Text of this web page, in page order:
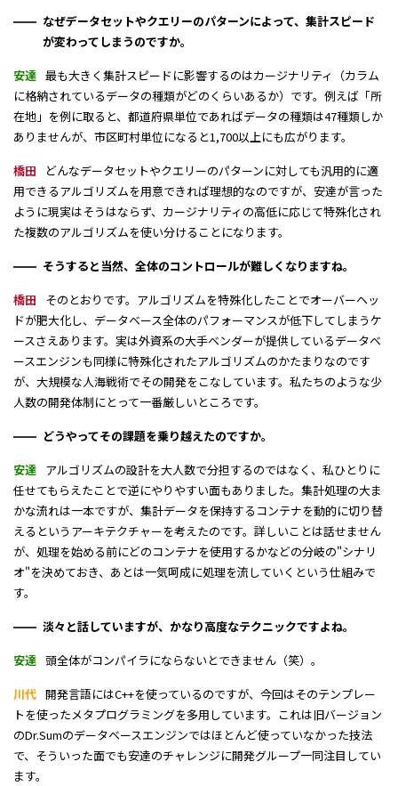
なぜデータセットやクエリーのパターンによって、集計スピード
が変わってしまうのですか。
安達 最も大きく集計スピードに影響するのはカージナリティ（カラム
に格納されているデータの種類がどのくらいあるか）です。例えば「所
在地」を例に取ると、都道府県単位であればデータの種類は47種類しか
ありませんが、市区町村単位になると1,700以上にも広がります。
橋田
どんなデータセットやクエリーのパターンに対しても汎用的に適
用できるアルゴリズムを用意できれば理想的なのですが、安達が言った
ように現実はそうはならず、カージナリティの高低に応じて特殊化され
た複数のアルゴリズムを使い分けることになります。
そうすると当然、全体のコントロールが難しくなりますね。
橋田
そのとおりです。アルゴリズムを特殊化したことでオーバーヘッ
ドが肥大化し、データベース全体のパフォーマンスが低下してしまうケ
ースさえあります。実は外資系の大手ベンダーが提供しているデータベ
ースエンジンも同様に特殊化されたアルゴリズムのかたまりなのです
が、大規模な人海戦術でその開発をこなしています。私たちのような少
人数の開発体制にとって一番厳しいところです。
どうやってその課題を乗り越えたのですか。
安達 アルゴリズムの設計を大人数で分担するのではなく、私ひとりに
任せてもらえたことで逆にやりやすい面もありました。集計処理の大ま
かな流れは一本ですが、集計データを保持するコンテナを動的に切り替
えるというアーキテクチャーを考えたのです。詳しいことは話せません
が、処理を始める前にどのコンテナを使用するかなどの分岐の"シナリ
オ"を決めておき、あとは一気呵成に処理を流していくという仕組みで
す。
淡々と話していますが、かなり高度なテクニックですよね。
安達 頭全体がコンパイラにならないとできません（笑）。
川代 開発言語にはC++を使っているのですが、今回はそのテンプレー
トを使ったメタプログラミングを多用しています。これは旧バージョン
のDr.Sumのデータベースエンジンではほとんど使っていなかった技法
で、そういった面でも安達のチャレンジに開発グループ一同注目してい
ます。